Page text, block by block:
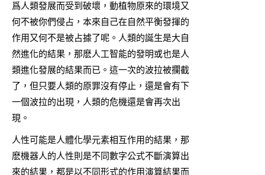
爲人類發展而受到破壞，動植物原來的環境又
何不被你們侵占，本來自己在自然平衡發揮的
作用又何不是被占據了呢。人類的誕生是大自
然進化的結果，那麽人工智能的發明或也是人
類進化發展的結果而已。這一次的波拉被攔截
了，但只要人類的原罪沒有停止，還是會有下
一個波拉的出現，人類的危機還是會再次出
現。
人性可能是人體化學元素相互作用的結果，那
麽機器人的人性則是不同數字公式不斷演算出
來的結果，都是以不同形式的作用演算結果而